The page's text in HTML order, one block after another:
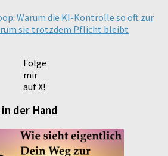
Warum die KI-Kontrolle so oft zur
sie trotzdem Pflicht bleibt
Folge
mir
auf X!
der Hand